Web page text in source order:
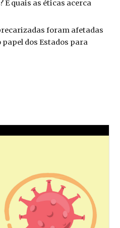
E quais as éticas acerca
foram afetadas
papel dos Estados para